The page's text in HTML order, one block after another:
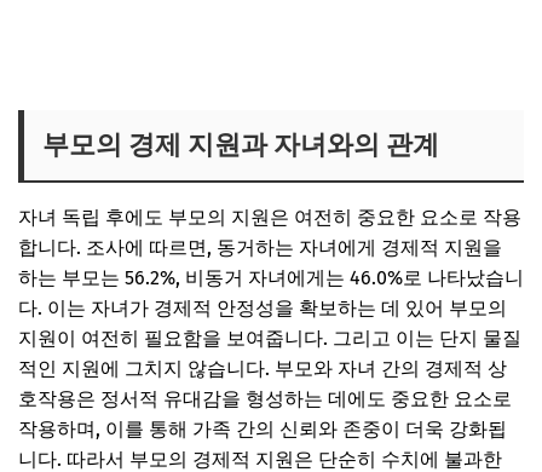
부모의 경제 지원과 자녀와의 관계
자녀 독립 후에도 부모의 지원은 여전히 중요한 요소로 작용
합니다. 조사에 따르면, 동거하는 자녀에게 경제적 지원을
하는 부모는 56.2%, 비동거 자녀에게는 46.0%로 나타났습니
다. 이는 자녀가 경제적 안정성을 확보하는 데 있어 부모의
지원이 여전히 필요함을 보여줍니다. 그리고 이는 단지 물질
적인 지원에 그치지 않습니다. 부모와 자녀 간의 경제적 상
호작용은 정서적 유대감을 형성하는 데에도 중요한 요소로
작용하며, 이를 통해 가족 간의 신뢰와 존중이 더욱 강화됩
니다. 따라서 부모의 경제적 지원은 단순히 수치에 불과한